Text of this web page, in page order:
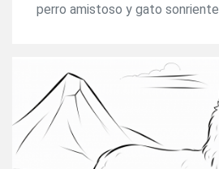
perro amistoso y gato sonriente